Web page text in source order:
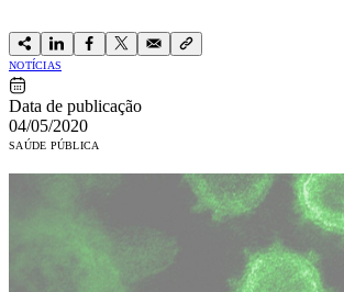
NOTÍCIAS
Data de publicação
04/05/2020
SAÚDE PÚBLICA